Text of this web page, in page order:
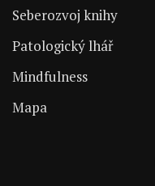
Seberozvoj knihy
Patologický lhář
Mindfulness
Mapa